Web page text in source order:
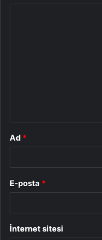
Ad *
E-posta *
İnternet sitesi